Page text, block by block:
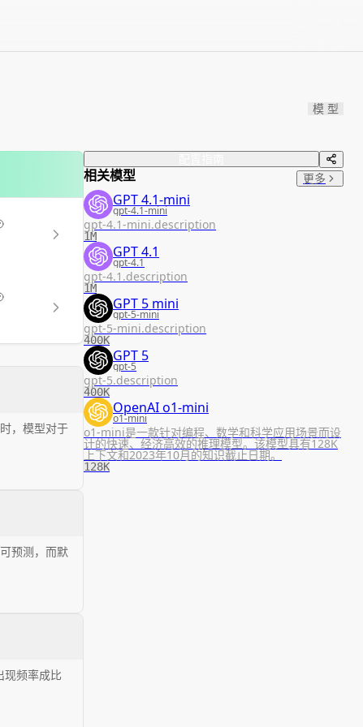
模 型
，模型对于
预测，而默
现频率成比
相关模型 更多
GPT 4.1-mini
gpt-4.1-mini
gpt-4.1-mini.description
1M
GPT 4.1
gpt-4.1
gpt-4.1.description
1M
GPT 5 mini
gpt-5-mini
gpt-5-mini.description
400K
GPT 5
gpt-5
gpt-5.description
400K
OpenAI o1-mini
o1-mini
o1-mini是一款针对编程、数学和科学应用场景而设
计的快速、经济高效的推理模型。该模型具有128K
上下文和2023年10月的知识截止日期。
128K